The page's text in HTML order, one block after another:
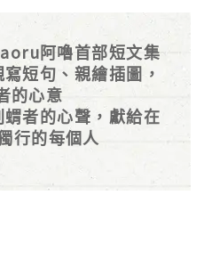
阿嚕首部短文集
短句、親繪插圖，
的心意
者的心聲，獻給在
行的每個人